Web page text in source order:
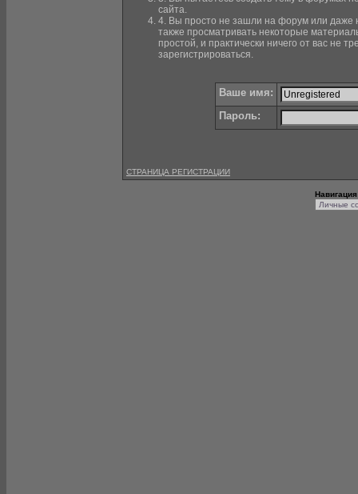
сайта.
4. Вы просто не зашли на форум или даже
также просматривать некоторые
простой, и практически ничего от вас не
зарегистрироваться.
Ваше имя:
Пароль:
СТРАНИЦА РЕГИСТРАЦИИ